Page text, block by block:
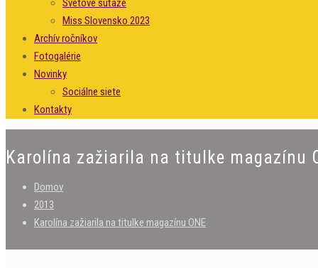
Svetové súťaže
Miss Slovensko 2023
Archív ročníkov
Fotogalérie
Novinky
Sociálne siete
Kontakty
Karolína zažiarila na titulke magazínu
Domov
2013
Karolína zažiarila na titulke magazínu ONE